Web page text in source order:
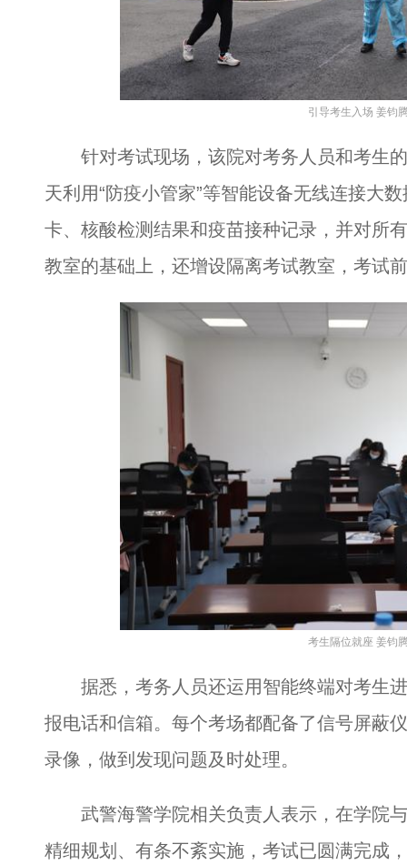
引导考生入场 姜钧
针对考试现场，该院对考务人员和考生的
天利用“防疫小管家”等智能设备无线连接大
卡、核酸检测结果和疫苗接种记录，并对所
教室的基础上，还增设隔离考试教室，考试
考生隔位就座 姜钧
据悉，考务人员还运用智能终端对考生进
报电话和信箱。每个考场都配备了信号屏蔽
录像，做到发现问题及时处理。
武警海警学院相关负责人表示，在学院与
精细规划、有条不紊实施，考试已圆满完成